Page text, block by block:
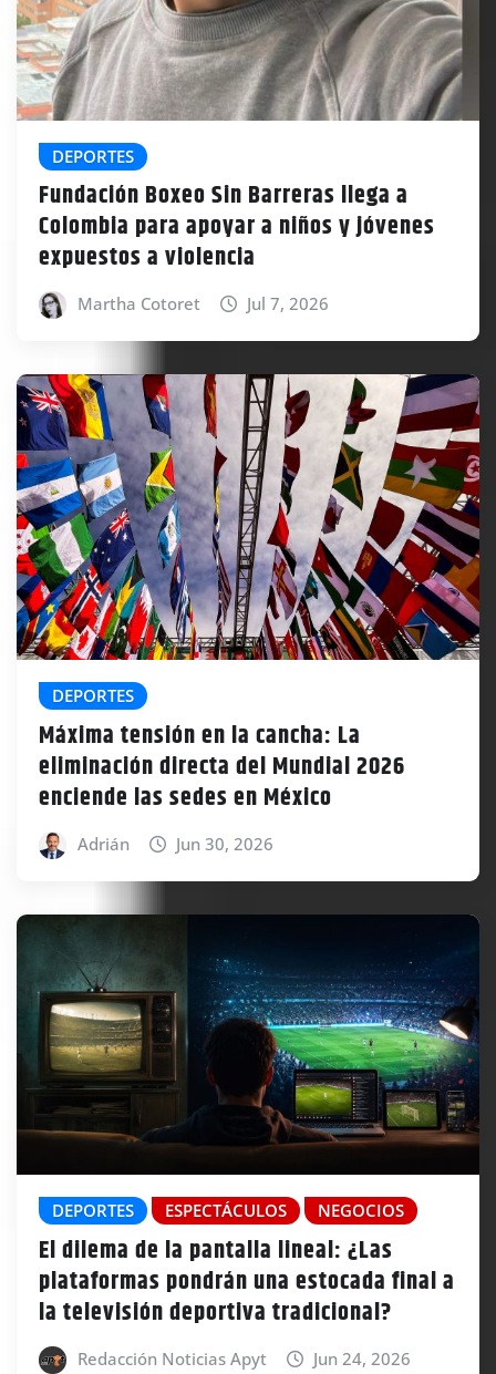
DEPORTES
Fundación Boxeo Sin Barreras llega a
Colombia para apoyar a niños y jóvenes
expuestos a violencia
Martha Cotoret Jul 7, 2026
DEPORTES
Máxima tensión en la cancha: La
eliminación directa del Mundial 2026
enciende las sedes en México
Adrián Jun 30, 2026
DEPORTES ESPECTÁCULOS NEGOCIOS
El dilema de la pantalla lineal: ¿Las
plataformas pondrán una estocada final a
la televisión deportiva tradicional?
Redacción Noticias Apyt Jun 24, 2026